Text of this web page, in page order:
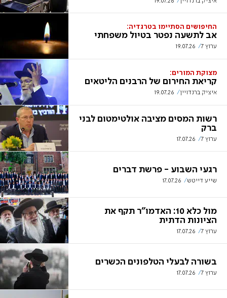
החיפושים הסתיימו בטרגדיה:
אב לתשעה נפטר בטיול משפחתי
ערוץ 7 19.07.26
מצוקת המורים:
קריאת החירום של הרבנים הליטאים
איציק ברנדויין 19.07.26
רשות המסים מציבה אולטימטום לבני
ברק
ערוץ 7 17.07.26
רגעי השבוע - פרשת דברים
שייע דייטש 17.07.26
מול כלא 10: האדמו"ר תקף את
הציונות הדתית
ערוץ 7 17.07.26
בשורה לבעלי הטלפונים הכשרים
ערוץ 7 17.07.26